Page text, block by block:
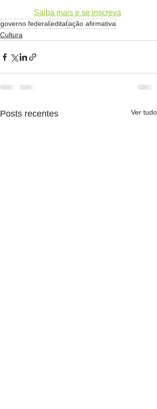
Saiba mais e se inscreva
governo federaleditalação afirmativa
Cultura
Posts recentes Ver tudo